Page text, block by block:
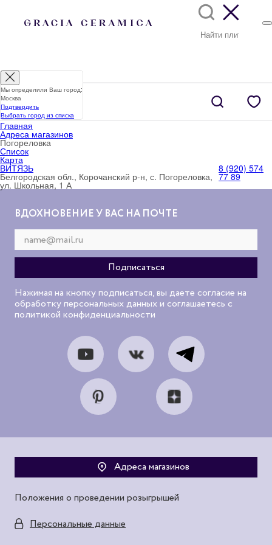
Главная
Адреса магазинов
Погореловка
Список
Карта
ВИТЯЗЬ
Белгородская обл., Корочанский р-н, с. Погореловка,
ул. Школьная, 1 А
8 (920) 574
77 89
ВДОХНОВЕНИЕ У ВАС НА ПОЧТЕ
Нажимая на кнопку подписаться, вы даете согласие на
обработку персональных данных и соглашаетесь с
политикой конфиденциальности
Адреса магазинов
Положения о проведении розыгрышей
Персональные данные
Мы определили Ваш город:
Москва
Подтвердить
Выбрать город из списка